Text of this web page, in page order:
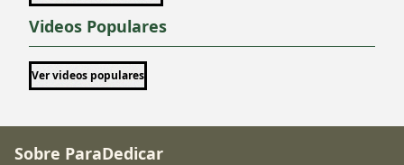
Videos Populares
Ver videos populares
Sobre ParaDedicar